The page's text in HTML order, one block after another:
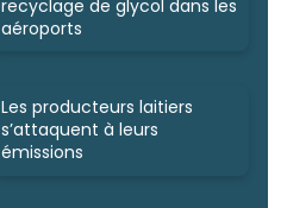
recyclage de glycol dans les
aéroports
Les producteurs laitiers
s’attaquent à leurs
émissions